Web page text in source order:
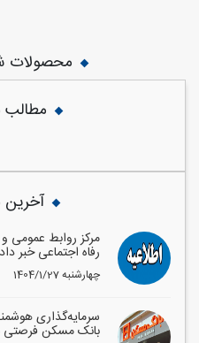
محصولات
آخرین
مرکز روابط عمومی و
رفاه اجتماعی خبر
1404/1/27 چهارشنبه
سرمایه‌گذاری
بانک مسکن فرصتی